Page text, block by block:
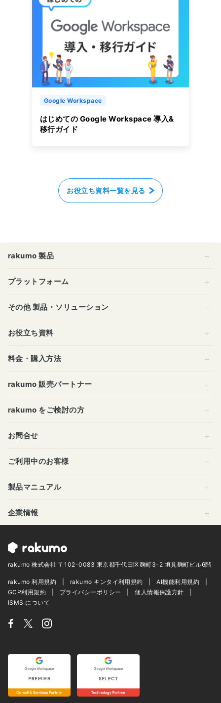
Google Workspace
はじめての Google Workspace 導入&
移行ガイド
お役立ち資料一覧を見る
rakumo 製品
プラットフォーム
その他 製品・ソリューション
お役立ち資料
料金・購入方法
rakumo 販売パートナー
rakumo をご検討の方
お問合せ
ご利用中のお客様
製品マニュアル
企業情報
rakumo 株式会社 〒102-0083 東京都千代田区麹町3-2 垣見麹町ビル6階
rakumo 利用規約 rakumo キンタイ利用規約
AI機能利用規約
GCP利用規約
プライバシーポリシー
個人情報保護方針
ISMS について